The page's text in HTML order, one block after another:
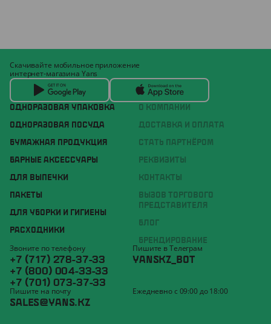
ОДНОРАЗОВАЯ УПАКОВКА
ОДНОРАЗОВАЯ ПОСУДА
БУМАЖНАЯ ПРОДУКЦИЯ
БАРНЫЕ АКСЕССУАРЫ
ДЛЯ ВЫПЕЧКИ
ПАКЕТЫ
ДЛЯ УБОРКИ И ГИГИЕНЫ
РАСХОДНИКИ
О КОМПАНИИ
ДОСТАВКА И ОПЛАТА
СТАТЬ ПАРТНЁРОМ
РЕКВИЗИТЫ
КОНТАКТЫ
ВЫЗОВ ТОРГОВОГО
ПРЕДСТАВИТЕЛЯ
БЛОГ
БРЕНДИРОВАНИЕ
Скачивайте мобильное приложение
интернет-магазина Yans
Звоните по телефону
+7 (717) 278-37-33
+7 (800) 004-33-33
+7 (701) 073-37-33
Пишите в Телеграм
YANSKZ_BOT
Пишите на почту
SALES@YANS.KZ
Ежедневно с 09:00 до 18:00